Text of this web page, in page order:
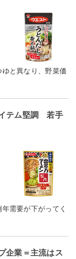
と異なり、野菜価
テム堅調 若手
需要が下がってく
企業＝主流はス